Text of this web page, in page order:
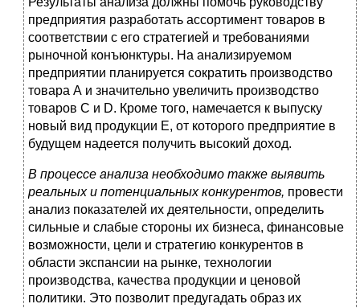
предприятия разработать ассортимент товаров в
соответствии с его стратегией и требованиями
рыночной конъюнктуры. На анализируемом
предприятии планируется сократить производство
товара А и значительно увеличить производство
товаров С и D. Кроме того, намечается к выпуску
новый вид продукции Е, от которого предприятие в
будущем надеется получить высокий доход.
В процессе анализа необходимо также выявить
реальных и потенциальных конкурентов, провести
анализ показателей их деятельности, определить
сильные и слабые стороны их бизнеса, финансовые
возможности, цели и стратегию конкурентов в
области экспансии на рынке, технологии
производства, качества продукции и ценовой
политики. Это позволит предугадать образ их